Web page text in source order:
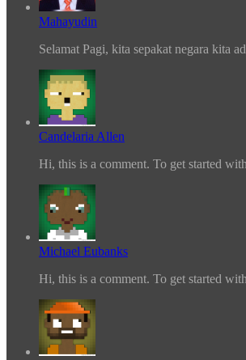
Mahayudin
Selamat Pagi, kita sepakat negara kita
Candelaria Allen
Hi, this is a comment. To get started
Michael Eubanks
Hi, this is a comment. To get started